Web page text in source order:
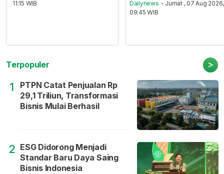
11:15 WIB
Dailynews - Jumat , 07 Aug 2026,
09:45 WIB
Terpopuler >
1
PTPN Catat Penjualan Rp
29,1 Triliun, Transformasi
Bisnis Mulai Berhasil
2 ESG Didorong Menjadi
Standar Baru Daya Saing
Bisnis Indonesia